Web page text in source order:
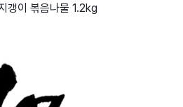
갱이 볶음나물 1.2kg